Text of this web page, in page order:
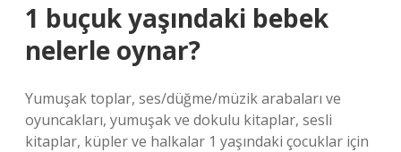
1 buçuk yaşındaki bebek
nelerle oynar?
Yumuşak toplar, ses/düğme/müzik arabaları ve
oyuncakları, yumuşak ve dokulu kitaplar, sesli
kitaplar, küpler ve halkalar 1 yaşındaki çocuklar için